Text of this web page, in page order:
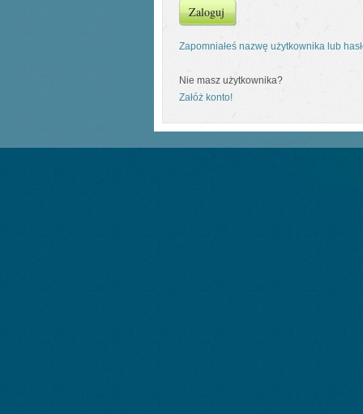
Zaloguj
Zapomniałeś nazwę użytkownika lub
Nie masz użytkownika?
Załóż konto!